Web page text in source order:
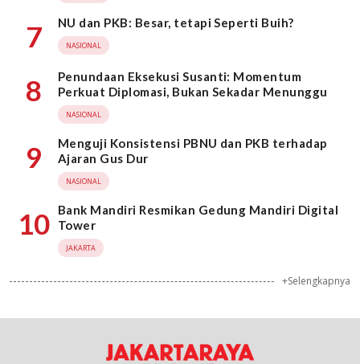
7 NU dan PKB: Besar, tetapi Seperti Buih?
NASIONAL
8
Penundaan Eksekusi Susanti: Momentum
Perkuat Diplomasi, Bukan Sekadar Menunggu
NASIONAL
9
Menguji Konsistensi PBNU dan PKB terhadap
Ajaran Gus Dur
NASIONAL
10
Bank Mandiri Resmikan Gedung Mandiri Digital
Tower
JAKARTA
+Selengkapnya